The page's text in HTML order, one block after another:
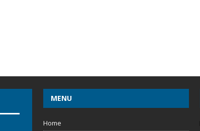
MENU
Home